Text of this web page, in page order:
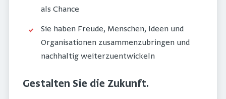
als Chance
Sie haben Freude, Menschen, Ideen und
Organisationen zusammenzubringen und
nachhaltig weiterzuentwickeln
Gestalten Sie die Zukunft.